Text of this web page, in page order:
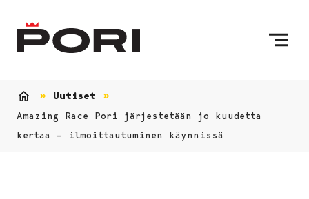
Uutiset
Amazing Race Pori järjestetään jo kuudetta
kertaa – ilmoittautuminen käynnissä